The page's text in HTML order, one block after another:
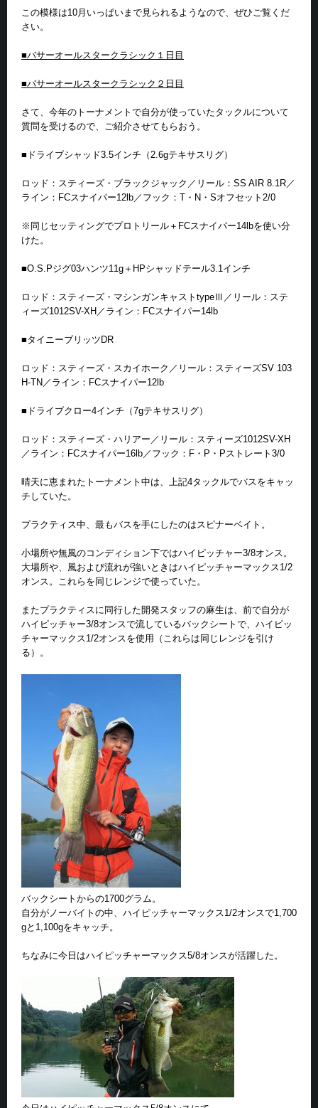
この模様は10月いっぱいまで見られるようなので、ぜひご覧くだ
さい。
■バサーオールスタークラシック１日目
■バサーオールスタークラシック２日目
さて、今年のトーナメントで自分が使っていたタックルについて
質問を受けるので、ご紹介させてもらおう。
■ドライブシャッド3.5インチ（2.6gテキサスリグ）
ロッド：スティーズ・ブラックジャック／リール：SS AIR 8.1R／
ライン：FCスナイパー12lb／フック：T・N・Sオフセット2/0
※同じセッティングでプロトリール＋FCスナイパー14lbを使い分
けた。
■O.S.Pジグ03ハンツ11g＋HPシャッドテール3.1インチ
ロッド：スティーズ・マシンガンキャストtypeⅢ／リール：ステ
ィーズ1012SV-XH／ライン：FCスナイパー14lb
■タイニーブリッツDR
ロッド：スティーズ・スカイホーク／リール：スティーズSV 103
H-TN／ライン：FCスナイパー12lb
■ドライブクロー4インチ（7gテキサスリグ）
ロッド：スティーズ・ハリアー／リール：スティーズ1012SV-XH
／ライン：FCスナイパー16lb／フック：F・P・Pストレート3/0
晴天に恵まれたトーナメント中は、上記4タックルでバスをキャッ
チしていた。
プラクティス中、最もバスを手にしたのはスピナーベイト。
小場所や無風のコンディション下ではハイピッチャー3/8オンス。
大場所や、風および流れが強いときはハイピッチャーマックス1/2
オンス。これらを同じレンジで使っていた。
またプラクティスに同行した開発スタッフの麻生は、前で自分が
ハイピッチャー3/8オンスで流しているバックシートで、ハイピッ
チャーマックス1/2オンスを使用（これらは同じレンジを引け
る）。
バックシートからの1700グラム。
自分がノーバイトの中、ハイピッチャーマックス1/2オンスで1,700
gと1,100gをキャッチ。
ちなみに今日はハイピッチャーマックス5/8オンスが活躍した。